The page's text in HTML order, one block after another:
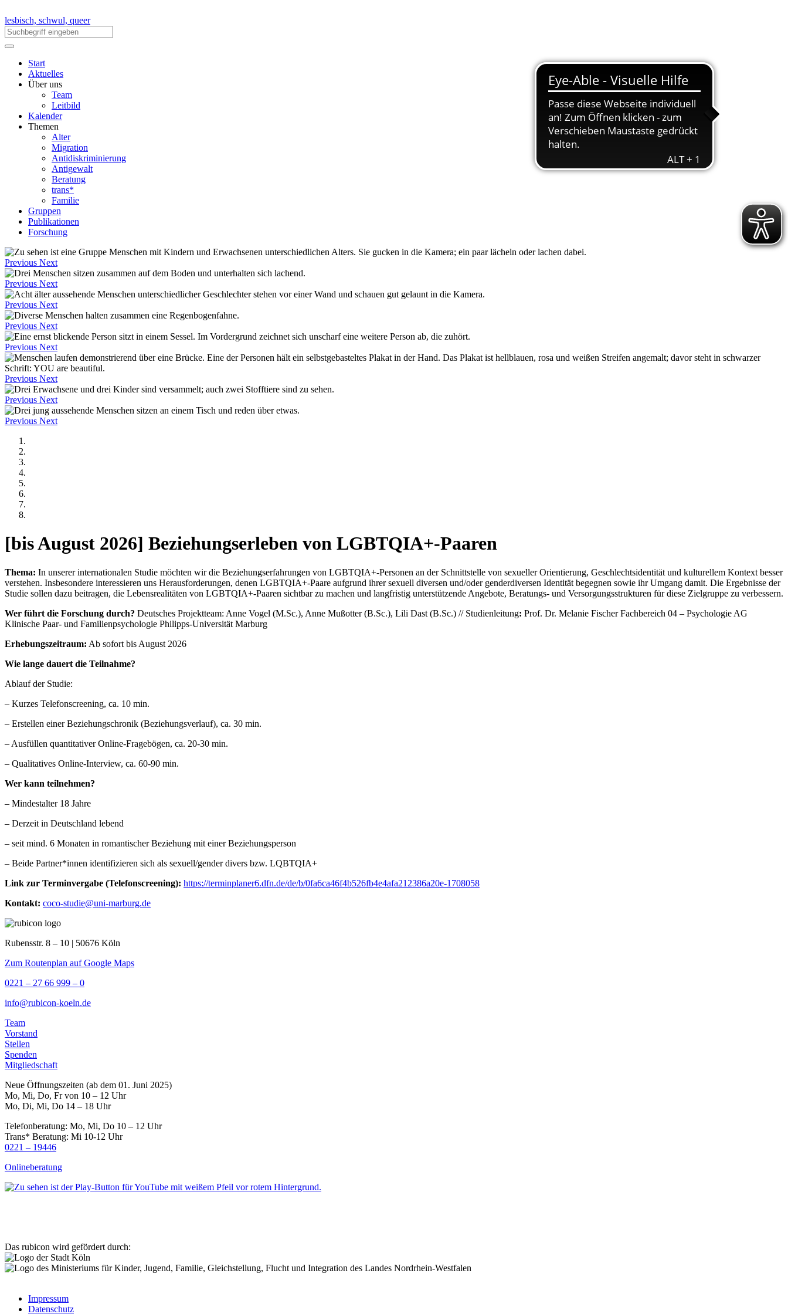
lesbisch, schwul, queer
Start
Aktuelles
Über uns
Team
Leitbild
Kalender
Themen
Alter
Migration
Antidiskriminierung
Antigewalt
Beratung
trans*
Familie
Gruppen
Publikationen
Forschung
Previous Next
Previous Next
Previous Next
Previous Next
Previous Next
Previous Next
Previous Next
Previous Next
[bis August 2026] Beziehungserleben von LGBTQIA+-Paaren
Thema: In unserer internationalen Studie möchten wir die Beziehungserfahrungen von LGBTQIA+-Personen an der Schnittstelle von sexueller Orientierung, Geschlechtsidentität und kulturellem Kontext besser
verstehen. Insbesondere interessieren uns Herausforderungen, denen LGBTQIA+-Paare aufgrund ihrer sexuell diversen und/oder genderdiversen Identität begegnen sowie ihr Umgang damit. Die Ergebnisse der
Studie sollen dazu beitragen, die Lebensrealitäten von LGBTQIA+-Paaren sichtbar zu machen und langfristig unterstützende Angebote, Beratungs- und Versorgungsstrukturen für diese Zielgruppe zu verbessern.
Wer führt die Forschung durch? Deutsches Projektteam: Anne Vogel (M.Sc.), Anne Mußotter (B.Sc.), Lili Dast (B.Sc.) // Studienleitung: Prof. Dr. Melanie Fischer Fachbereich 04 – Psychologie AG
Klinische Paar- und Familienpsychologie Philipps-Universität Marburg
Erhebungszeitraum: Ab sofort bis August 2026
Wie lange dauert die Teilnahme?
Ablauf der Studie:
– Kurzes Telefonscreening, ca. 10 min.
– Erstellen einer Beziehungschronik (Beziehungsverlauf), ca. 30 min.
– Ausfüllen quantitativer Online-Fragebögen, ca. 20-30 min.
– Qualitatives Online-Interview, ca. 60-90 min.
Wer kann teilnehmen?
– Mindestalter 18 Jahre
– Derzeit in Deutschland lebend
– seit mind. 6 Monaten in romantischer Beziehung mit einer Beziehungsperson
– Beide Partner*innen identifizieren sich als sexuell/gender divers bzw. LQBTQIA+
Link zur Terminvergabe (Telefonscreening): https://terminplaner6.dfn.de/de/b/0fa6ca46f4b526fb4e4afa212386a20e-1708058
Kontakt: coco-studie@uni-marburg.de
Rubensstr. 8 – 10 | 50676 Köln
Zum Routenplan auf Google Maps
0221 – 27 66 999 – 0
info@rubicon-koeln.de
Team
Vorstand
Stellen
Spenden
Mitgliedschaft
Neue Öffnungszeiten (ab dem 01. Juni 2025)
Mo, Mi, Do, Fr von 10 – 12 Uhr
Mo, Di, Mi, Do 14 – 18 Uhr
Telefonberatung: Mo, Mi, Do 10 – 12 Uhr
Trans* Beratung: Mi 10-12 Uhr
0221 – 19446
Onlineberatung
Das rubicon wird gefördert durch:
Impressum
Datenschutz